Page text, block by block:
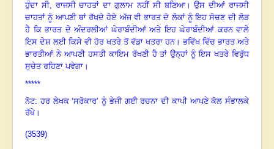
ਹੁੰਦਾ ਸੀ, ਰਾਜਸੀ ਚਾਹਤਾਂ ਦਾ ਗੁਲਾਮ ਨਹੀਂ ਸੀ ਬਣਿਆ।ਉਸ ਦੀਆਂ ਰਾਜਸੀ
ਚਾਹਤਾਂ ਨੂੰ ਆਪਣੀ ਥਾਂ ਰੱਖਦੇ ਹੋਏ ਅੱਜ ਵੀ ਭਾਰਤ ਦੇ ਲੋਕਾਂ ਨੂੰ ਇਹ ਸੋਚਣ ਦੀ ਲੋੜ
ਹੈ ਕਿ ਭਾਰਤ ਦੇ ਅੰਦਰਲੀਆਂ ਘੇਰਾਬੰਦੀਆਂ ਅਤੇ ਇਹ ਘੇਰਾਬੰਦੀਆਂ ਕਰਨ ਵਾਲੇ
ਇਸ ਦੇਸ਼ ਲਈ ਕਿਸੇ ਵੀ ਹੋਰ ਖਤਰੇ ਤੋਂ ਵੱਡਾ ਖਤਰਾ ਹਨ। ਭਵਿੱਖ ਵਿੱਚ ਭਾਰਤ ਅਤੇ
ਭਾਰਤੀਆਂ ਨੇ ਆਪਣੀ ਹਸਤੀ ਕਾਇਮ ਰੱਖਣੀ ਹੈ ਤਾਂ ਉਨ੍ਹਾਂ ਨੂੰ ਇਸ ਖਤਰੇ ਵਿਰੁੱਧ
ਸੁਚੇਤ ਰਹਿਣਾ ਪਵੇਗਾ ।
*****
ਨੋਟ: ਹਰ ਲੇਖਕ ‘ਸਰੋਕਾਰ’ ਨੂੰ ਭੇਜੀ ਗਈ ਰਚਨਾ ਦੀ ਕਾਪੀ ਆਪਣੇ ਕੋਲ ਸੰਭਾਲਕੇ
ਰੱਖੇ।
(3539)